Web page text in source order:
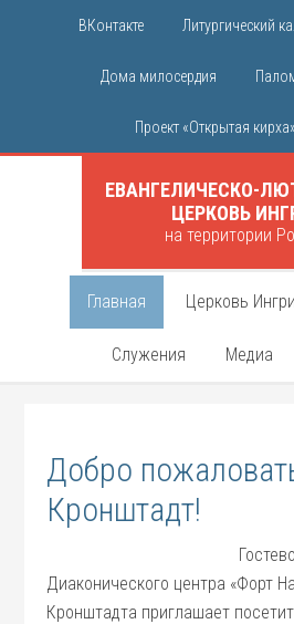
ВКонтакте Литургический
Дома милосердия
Проект «Открытая кирха»
ЕВАНГЕЛИЧЕСКО-
ЦЕРКОВЬ
на территории
Главная Церковь
Служения Медиа
Добро
Кронштадт!
Диаконического центра «Форт
Кронштадта приглашает